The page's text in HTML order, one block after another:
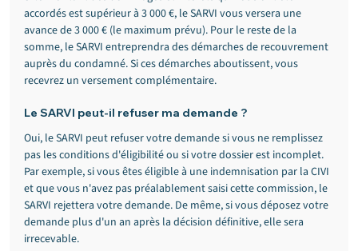
accordés est supérieur à 3 000 €, le SARVI vous versera une
avance de 3 000 € (le maximum prévu). Pour le reste de la
somme, le SARVI entreprendra des démarches de recouvrement
auprès du condamné. Si ces démarches aboutissent, vous
recevrez un versement complémentaire.
Le SARVI peut-il refuser ma demande ?
Oui, le SARVI peut refuser votre demande si vous ne remplissez
pas les conditions d'éligibilité ou si votre dossier est incomplet.
Par exemple, si vous êtes éligible à une indemnisation par la CIVI
et que vous n'avez pas préalablement saisi cette commission, le
SARVI rejettera votre demande. De même, si vous déposez votre
demande plus d'un an après la décision définitive, elle sera
irrecevable.